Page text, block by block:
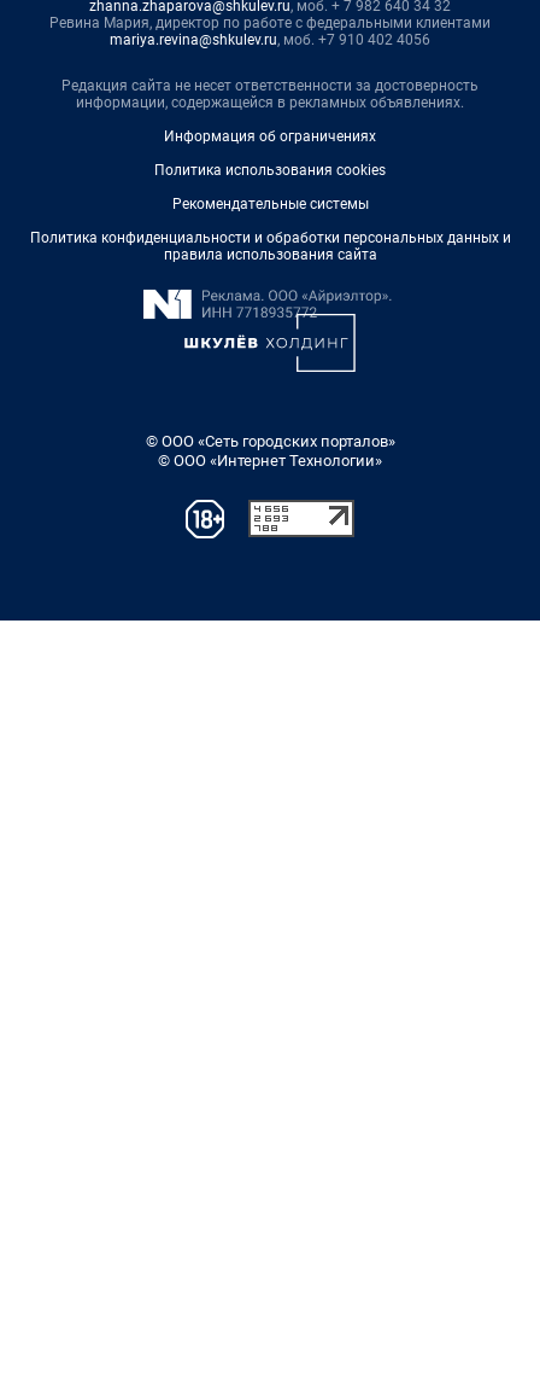
zhanna.zhaparova@shkulev.ru, моб. + 7 982 640 34 32
Ревина Мария, директор по работе с федеральными клиентами
mariya.revina@shkulev.ru, моб. +7 910 402 4056
Редакция сайта не несет ответственности за достоверность
информации, содержащейся в рекламных объявлениях.
Информация об ограничениях
Политика использования cookies
Рекомендательные системы
Политика конфиденциальности и обработки персональных данных и
правила использования сайта
© ООО «Сеть городских порталов»
© ООО «Интернет Технологии»